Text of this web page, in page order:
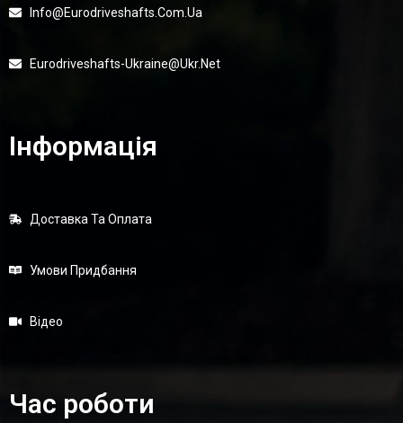
Info@eurodriveshafts.com.ua
Eurodriveshafts-Ukraine@ukr.net
Інформація
Доставка Та Оплата
Умови Придбання
Відео
Час роботи